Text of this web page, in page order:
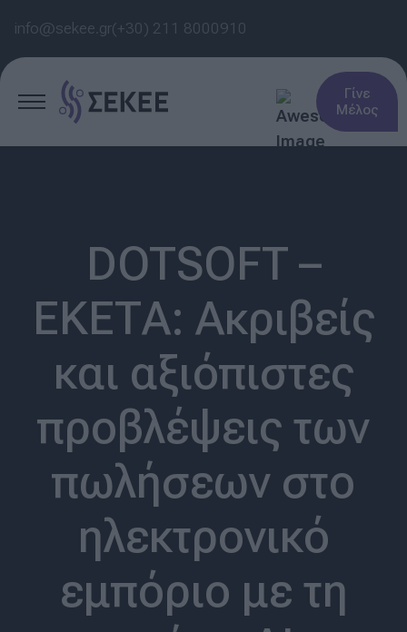
info@sekee.gr(+30) 211 8000910
Γίνε
Μέλος
DOTSOFT –
ΕΚΕΤΑ: Ακριβείς
και αξιόπιστες
προβλέψεις των
πωλήσεων στο
ηλεκτρονικό
εμπόριο με τη